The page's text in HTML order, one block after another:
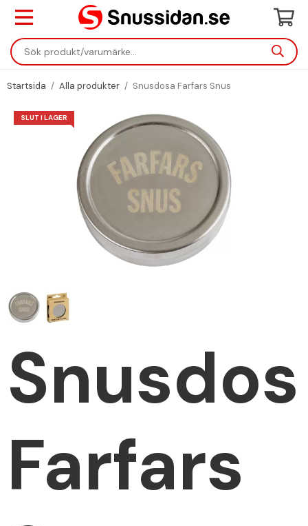
Startsida / Alla produkter / Snusdosa Farfars Snus
SLUT I LAGER
Farfars